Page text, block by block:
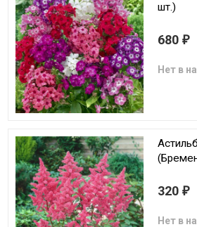
шт.)
680 ₽
Нет в
320 ₽
Нет в